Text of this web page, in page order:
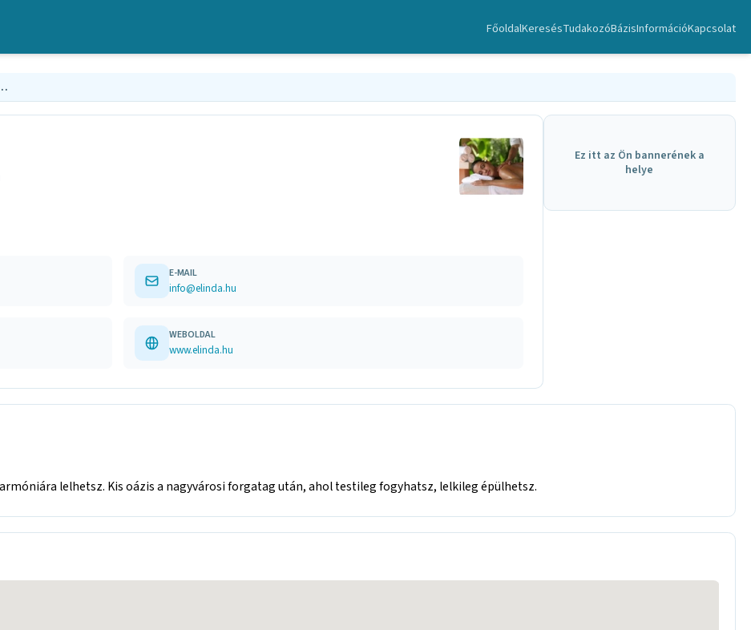
FőoldalKeresésTudakozóBázisInformációKapcsolat
Egészségszalon
E-MAIL
info@elinda.hu
WEBOLDAL
www.elinda.hu
Ez itt az Ön bannerének a
helye
lelhetsz. Kis oázis a nagyvárosi forgatag után, ahol testileg fogyhatsz, lelkileg épülhetsz.